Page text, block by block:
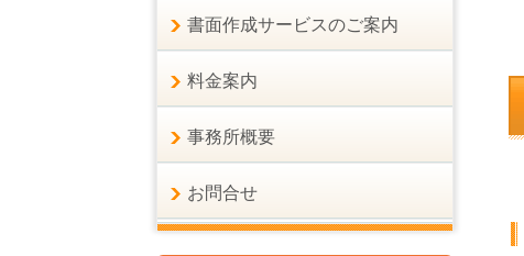
書面作成サービスのご案内
料金案内
事務所概要
お問合せ